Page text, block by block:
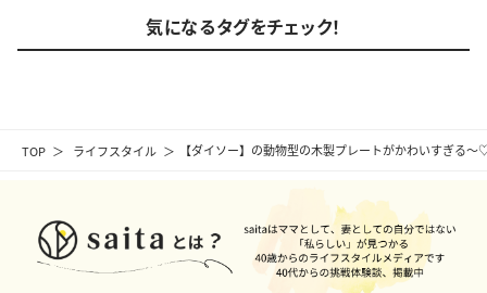
TOP ライフスタイル 【ダイソー】の動物型の木製プレートがかわいすぎる～
気になるタグをチェック！